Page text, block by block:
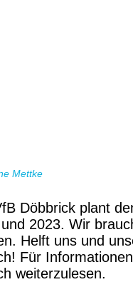
Mettke
Döbbrick plant
2023. Wir
Helft uns und
Für
weiterzulesen.